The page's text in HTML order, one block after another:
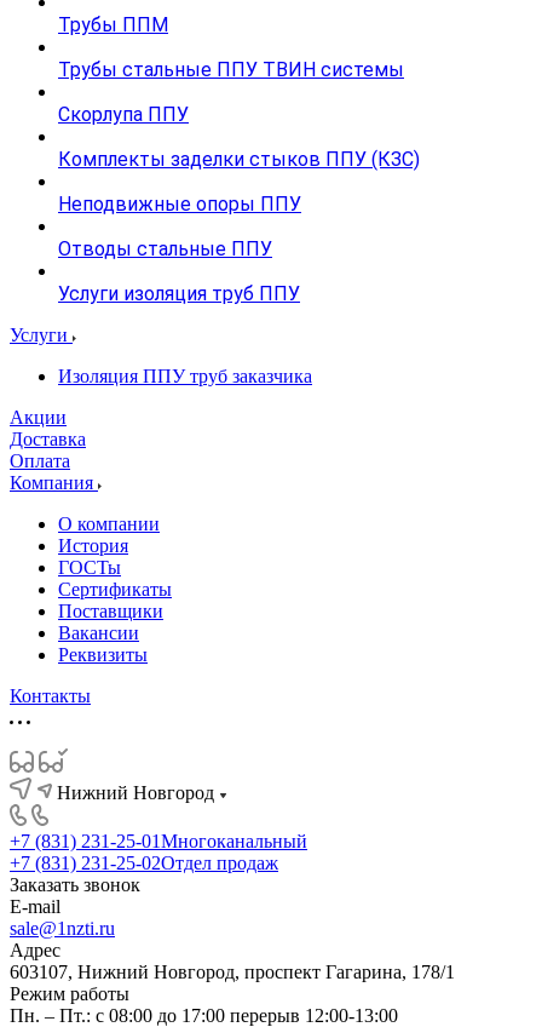
Трубы ППМ
Трубы стальные ППУ ТВИН системы
Скорлупа ППУ
Комплекты заделки стыков ППУ (КЗС)
Неподвижные опоры ППУ
Отводы стальные ППУ
Услуги изоляция труб ППУ
Услуги
Изоляция ППУ труб заказчика
Акции
Доставка
Оплата
Компания
О компании
История
ГОСТы
Сертификаты
Поставщики
Вакансии
Реквизиты
Контакты
Нижний Новгород
+7 (831) 231-25-01Многоканальный
+7 (831) 231-25-02Отдел продаж
Заказать звонок
E-mail
sale@1nzti.ru
Адрес
603107, Нижний Новгород, проспект Гагарина, 178/1
Режим работы
Пн. – Пт.: с 08:00 до 17:00 перерыв 12:00-13:00